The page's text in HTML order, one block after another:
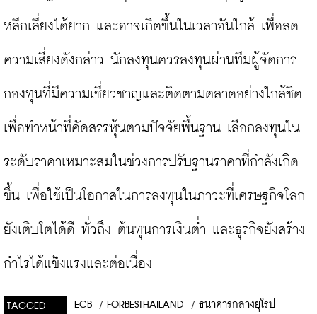
หลีกเลี่ยงได้ยาก และอาจเกิดขึ้นในเวลาอันใกล้ เพื่อลด
ความเสี่ยงดังกล่าว นักลงทุนควรลงทุนผ่านทีมผู้จัดการ
กองทุนที่มีความเชี่ยวชาญและติดตามตลาดอย่างใกล้ชิด
เพื่อทำหน้าที่คัดสรรหุ้นตามปัจจัยพื้นฐาน เลือกลงทุนใน
ระดับราคาเหมาะสมในช่วงการปรับฐานราคาที่กำลังเกิด
ขึ้น เพื่อใช้เป็นโอกาสในการลงทุนในภาวะที่เศรษฐกิจโลก
ยังเติบโตได้ดี ทั่วถึง ต้นทุนการเงินต่ำ และธุรกิจยังสร้าง
กำไรได้แข็งแรงและต่อเนื่อง
TAGGED
ECB / FORBESTHAILAND / ธนาคารกลางยุโรป